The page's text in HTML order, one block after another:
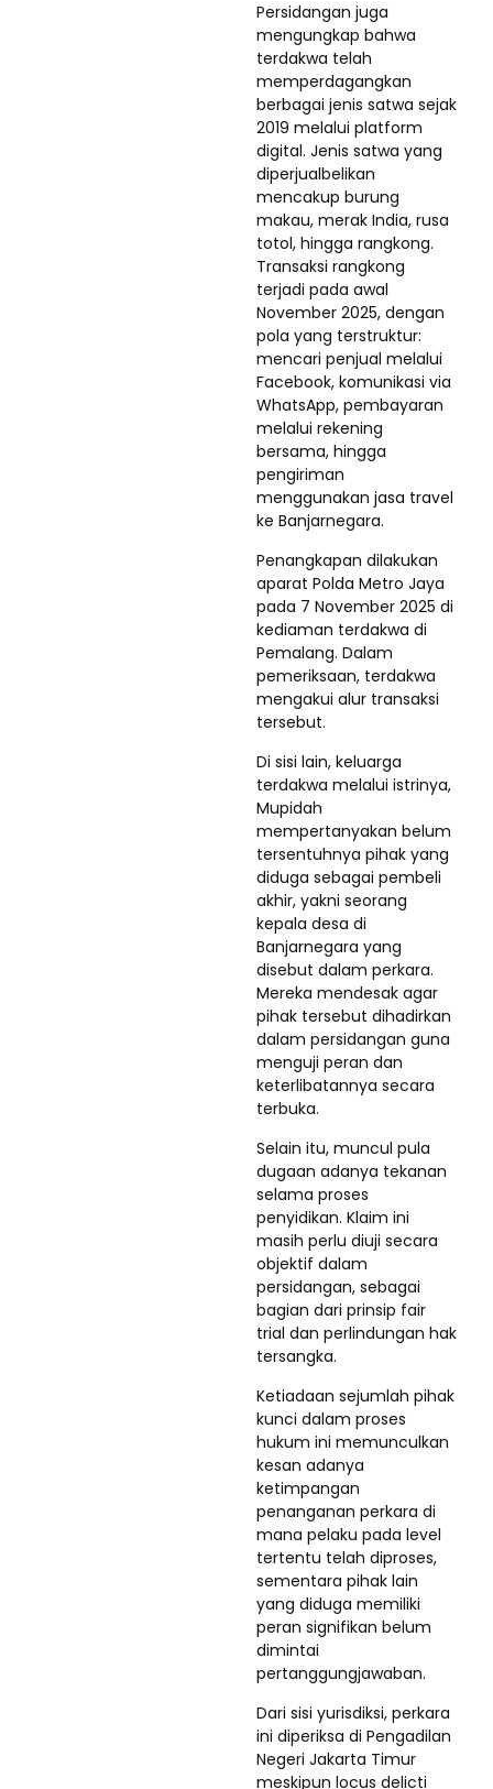
Persidangan juga
mengungkap bahwa
terdakwa telah
memperdagangkan
berbagai jenis satwa sejak
2019 melalui platform
digital. Jenis satwa yang
diperjualbelikan
mencakup burung
makau, merak India, rusa
totol, hingga rangkong.
Transaksi rangkong
terjadi pada awal
November 2025, dengan
pola yang terstruktur:
mencari penjual melalui
Facebook, komunikasi via
WhatsApp, pembayaran
melalui rekening
bersama, hingga
pengiriman
menggunakan jasa travel
ke Banjarnegara.
Penangkapan dilakukan
aparat Polda Metro Jaya
pada 7 November 2025 di
kediaman terdakwa di
Pemalang. Dalam
pemeriksaan, terdakwa
mengakui alur transaksi
tersebut.
Di sisi lain, keluarga
terdakwa melalui istrinya,
Mupidah
mempertanyakan belum
tersentuhnya pihak yang
diduga sebagai pembeli
akhir, yakni seorang
kepala desa di
Banjarnegara yang
disebut dalam perkara.
Mereka mendesak agar
pihak tersebut dihadirkan
dalam persidangan guna
menguji peran dan
keterlibatannya secara
terbuka.
Selain itu, muncul pula
dugaan adanya tekanan
selama proses
penyidikan. Klaim ini
masih perlu diuji secara
objektif dalam
persidangan, sebagai
bagian dari prinsip fair
trial dan perlindungan hak
tersangka.
Ketiadaan sejumlah pihak
kunci dalam proses
hukum ini memunculkan
kesan adanya
ketimpangan
penanganan perkara di
mana pelaku pada level
tertentu telah diproses,
sementara pihak lain
yang diduga memiliki
peran signifikan belum
dimintai
pertanggungjawaban.
Dari sisi yurisdiksi, perkara
ini diperiksa di Pengadilan
Negeri Jakarta Timur
meskipun locus delicti